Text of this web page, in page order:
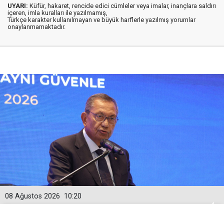
UYARI: Küfür, hakaret, rencide edici cümleler veya imalar, inançlara saldırı
içeren, imla kuralları ile yazılmamış,
Türkçe karakter kullanılmayan ve büyük harflerle yazılmış yorumlar
onaylanmamaktadır.
10:20
08 Ağustos 2026